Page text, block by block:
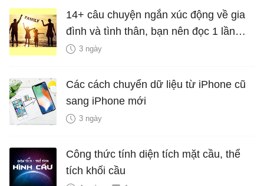
14+ câu chuyện ngắn xúc động về gia
đình và tình thân, bạn nên đọc 1 lần
trong đời
3 ngày
Các cách chuyển dữ liệu từ iPhone cũ
sang iPhone mới
3 ngày
Công thức tính diện tích mặt cầu, thể
tích khối cầu